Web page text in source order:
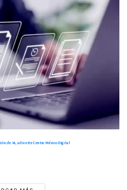
de IA, advierte Centro México Digital